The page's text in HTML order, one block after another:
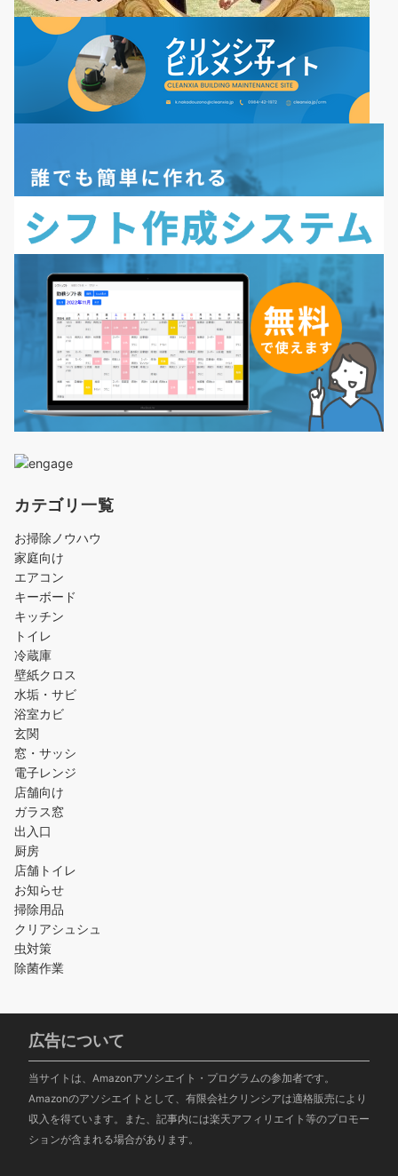
カテゴリ一覧
お掃除ノウハウ
家庭向け
エアコン
キーボード
キッチン
トイレ
冷蔵庫
壁紙クロス
水垢・サビ
浴室カビ
玄関
窓・サッシ
電子レンジ
店舗向け
ガラス窓
出入口
厨房
店舗トイレ
お知らせ
掃除用品
クリアシュシュ
虫対策
除菌作業
広告について
当サイトは、Amazonアソシエイト・プログラムの参加者です。
Amazonのアソシエイトとして、有限会社クリンシアは適格販売により
収入を得ています。また、記事内には楽天アフィリエイト等のプロモー
ションが含まれる場合があります。